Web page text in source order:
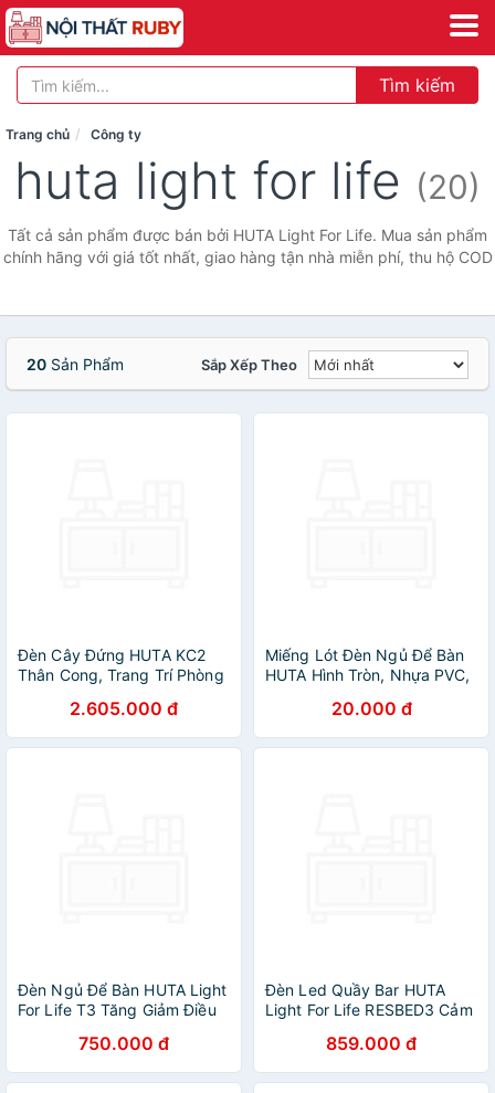
Tìm kiếm
Trang chủ Công ty
huta light for life (20)
Tất cả sản phẩm được bán bởi HUTA Light For Life. Mua sản phẩm
chính hãng với giá tốt nhất, giao hàng tận nhà miễn phí, thu hộ COD
20 Sản Phẩm Sắp Xếp Theo
Đèn Cây Đứng HUTA KC2
Thân Cong, Trang Trí Phòng
Góc Tường, Cao Cấp Sang
Trọng, Đèn Vàng Bóng Led
Tiết Kiệm Điện
2.605.000 đ
Miếng Lót Đèn Ngủ Để Bàn
HUTA Hình Tròn, Nhựa PVC,
20.000 đ
Đèn Ngủ Để Bàn HUTA Light
For Life T3 Tăng Giảm Điều
Trí Phòng Ngủ750.000 đ
Đèn Led Quầy Bar HUTA
Light For Life RESBED3 Cảm
Ánh Sáng Vàng
859.000 đ